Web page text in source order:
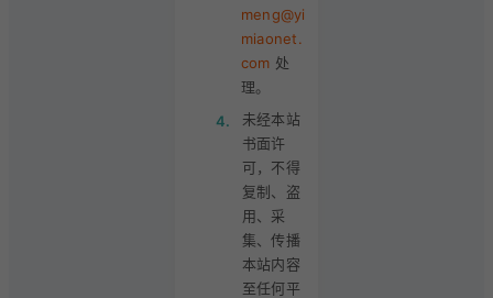
meng@yi
miaonet.
com 处
理。
4.
未经本站
书面许
可，不得
复制、盗
用、采
集、传播
本站内容
至任何平